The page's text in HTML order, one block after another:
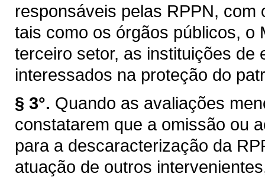
responsáveis pelas RPPN,
tais como os órgãos públicos, o
terceiro setor, as instituições de
interessados na proteção do
§ 3°. Quando as avaliações
constatarem que a omissão ou
para a descaracterização da
atuação de outros